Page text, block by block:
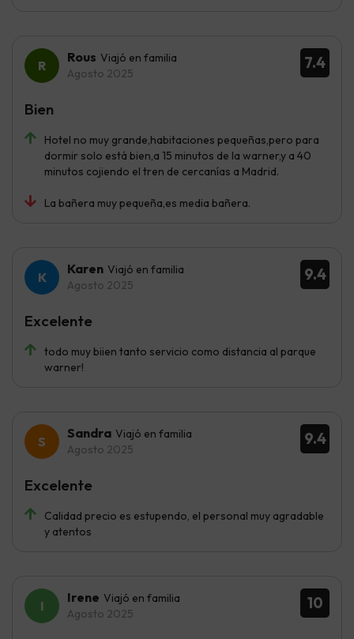
7.4
Rous Viajó en familia
Agosto 2025
Hotel no muy grande,habitaciones pequeñas,pero para
dormir solo está bien,a 15 minutos de la warner,y a 40
minutos cojiendo el tren de cercanías a Madrid.
La bañera muy pequeña,es media bañera.
Bien
9.4
Karen Viajó en familia
Agosto 2025
todo muy biien tanto servicio como distancia al parque
warner!
Excelente
9.4
Sandra Viajó en familia
Agosto 2025
Calidad precio es estupendo, el personal muy agradable
y atentos
Excelente
10
Irene Viajó en familia
Agosto 2025